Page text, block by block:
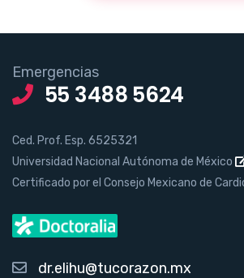
Emergencias
55 3488 5624
Ced. Prof. Esp. 6525321
Universidad Nacional Autónoma de México
Certificado por el Consejo Mexicano de
dr.elihu@tucorazon.mx